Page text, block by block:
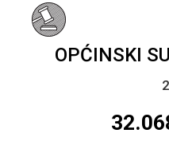
OPĆINSKI